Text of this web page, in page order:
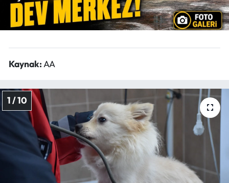
Kaynak:AA
1 / 10
Karikatür Galeri
BIK
ASTROLOJİ
Mektup Galeri
Ekonomi
Sağlık